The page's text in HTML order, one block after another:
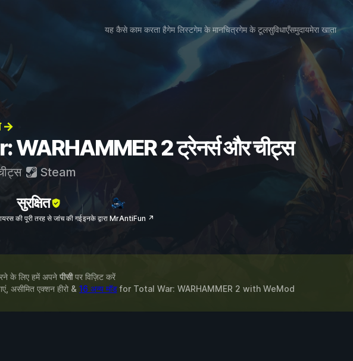
यह कैसे काम करता हैगेम लिस्टगेम के मानचित्रगेम के टूलसुविधाएँसमुदायमेरा खाता
→
WARHAMMER 2 ट्रेनर्स और चीट्स
Steam
सुरक्षित
की पूरी तरह से जांच की गईइनके द्वारा MrAntiFun ↗
के लिए हमें अपने पीसीपर विज़िट करें
असीमित एक्शन हीरो & 16 अन्य मॉडfor Total War: WARHAMMER 2 with WeMod